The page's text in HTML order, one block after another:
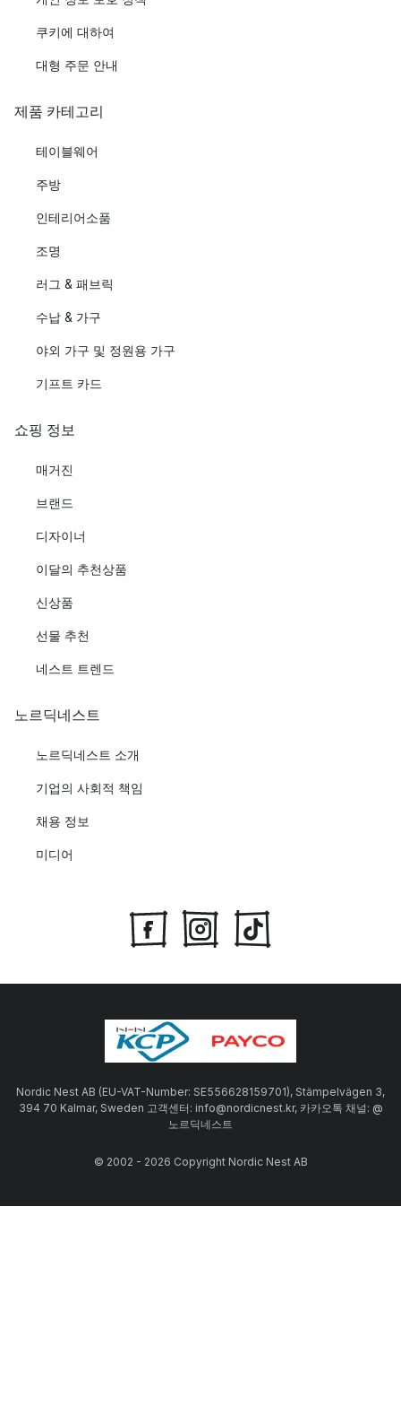
쿠키에 대하여
대형 주문 안내
제품 카테고리
테이블웨어
주방
인테리어소품
조명
러그 & 패브릭
수납 & 가구
야외 가구 및 정원용 가구
기프트 카드
쇼핑 정보
매거진
브랜드
디자이너
이달의 추천상품
신상품
선물 추천
네스트 트렌드
노르딕네스트
노르딕네스트 소개
기업의 사회적 책임
채용 정보
미디어
Nordic Nest AB (EU-VAT-Number: SE556628159701), Stämpelvägen 3,
394 70 Kalmar, Sweden 고객센터: info@nordicnest.kr, 카카오톡 채널: @
노르딕네스트
© 2002 - 2026 Copyright Nordic Nest AB